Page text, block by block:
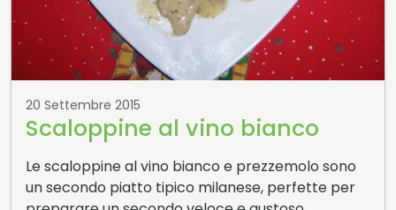
20 Settembre 2015
Scaloppine al vino bianco
Le scaloppine al vino bianco e prezzemolo sono
un secondo piatto tipico milanese, perfette per